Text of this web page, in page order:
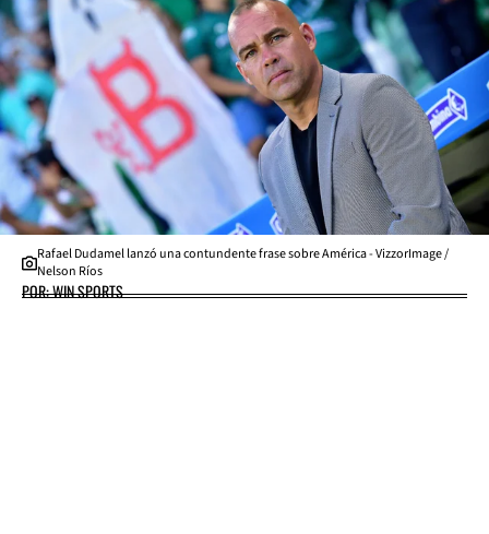
Rafael Dudamel lanzó una contundente frase sobre América - VizzorImage /
Nelson Ríos
POR: WIN SPORTS